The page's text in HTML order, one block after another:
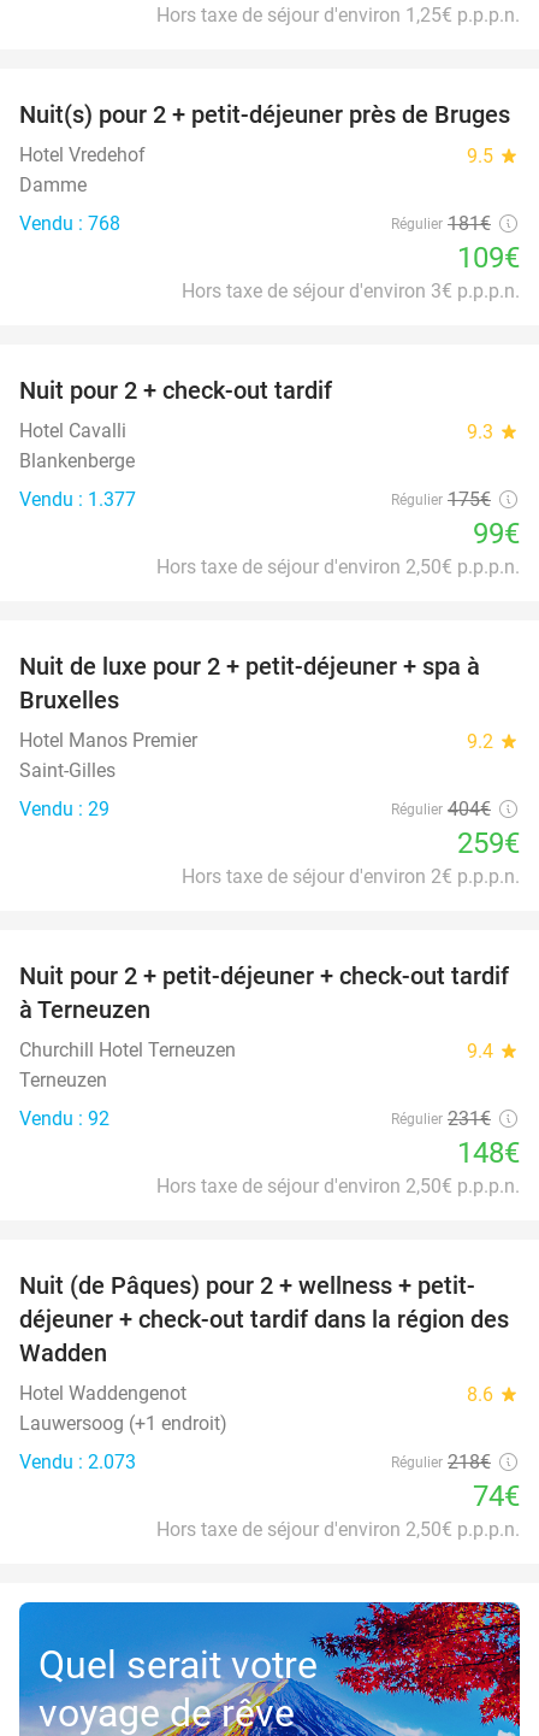
Hors taxe de séjour d'environ 1,25€ p.p.p.n.
40%
Nuit(s) pour 2 + petit-déjeuner près de Bruges
Hotel Vredehof 9.5 star
Damme
Vendu : 768
Régulier 181€
109€
Hors taxe de séjour d'environ 3€ p.p.p.n.
Nuit pour 2 + check-out tardif
Hotel Cavalli 9.3 star
Blankenberge
Vendu : 1.377
Régulier 175€
99€
Hors taxe de séjour d'environ 2,50€ p.p.p.n.
36%
Nuit de luxe pour 2 + petit-déjeuner + spa à
Bruxelles
Hotel Manos Premier 9.2 star
Saint-Gilles
Vendu : 29
Régulier 404€
259€
Hors taxe de séjour d'environ 2€ p.p.p.n.
36%
Nuit pour 2 + petit-déjeuner + check-out tardif
à Terneuzen
Churchill Hotel Terneuzen 9.4 star
Terneuzen
Vendu : 92
Régulier 231€
148€
Hors taxe de séjour d'environ 2,50€ p.p.p.n.
66%
Nuit (de Pâques) pour 2 + wellness + petit-
déjeuner + check-out tardif dans la région des
Wadden
Hotel Waddengenot 8.6 star
Lauwersoog (+1 endroit)
Vendu : 2.073
Régulier 218€
74€
Hors taxe de séjour d'environ 2,50€ p.p.p.n.
Quel serait votre
voyage de rêve